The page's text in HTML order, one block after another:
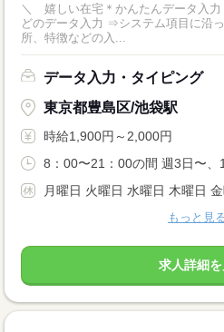
＼ 嬉しい在宅＊かんたんデータ入力 ／ ・駅構内の忘れ物
どのデータ入力 ⇒システム項目に沿
所、特徴などの入...
データ入力・タイピング
東京都豊島区/池袋駅
時給1,900円～2,000円
8：00〜21：00の間 週3日〜、
月曜日 火曜日 水曜日 木曜日
もっと見
求人詳細